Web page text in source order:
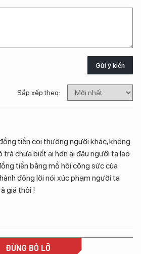
Gửi ý kiến
Sắp xếp theo:
tiền coi thường người khác, không
trả chưa biết ai hơn ai đâu người ta lao
tiền bằng mồ hôi công sức của
động lời nói xúc phạm người ta
giá thôi !
ĐỪNG BỎ LỠ